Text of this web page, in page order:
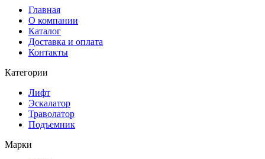
Главная
О компании
Каталог
Доставка и оплата
Контакты
Категории
Лифт
Эскалатор
Траволатор
Подъемник
Марки